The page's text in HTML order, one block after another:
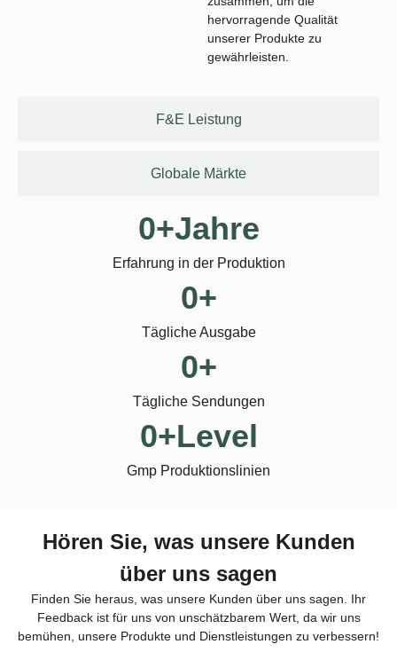
F&E Leistung
Globale Märkte
hervorragende Qualität
unserer Produkte zu
gewährleisten.
Erfahrung in der Produktion
0+Jahre
Tägliche Ausgabe
0+
Tägliche Sendungen
0+
Gmp Produktionslinien
0+Level
Hören Sie, was unsere Kunden
über uns sagen
Finden Sie heraus, was unsere Kunden über uns sagen. Ihr
Feedback ist für uns von unschätzbarem Wert, da wir uns
bemühen, unsere Produkte und Dienstleistungen zu verbessern!